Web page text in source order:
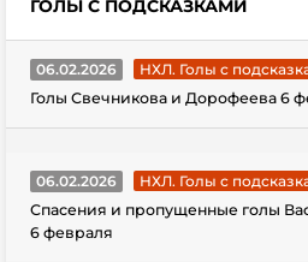
ГОЛЫ С ПОДСКАЗКАМИ
06.02.2026
НХЛ. Голы с
Голы Свечникова и Дорофеева 6
06.02.2026
НХЛ. Голы с
Спасения и пропущенные голы
6 февраля